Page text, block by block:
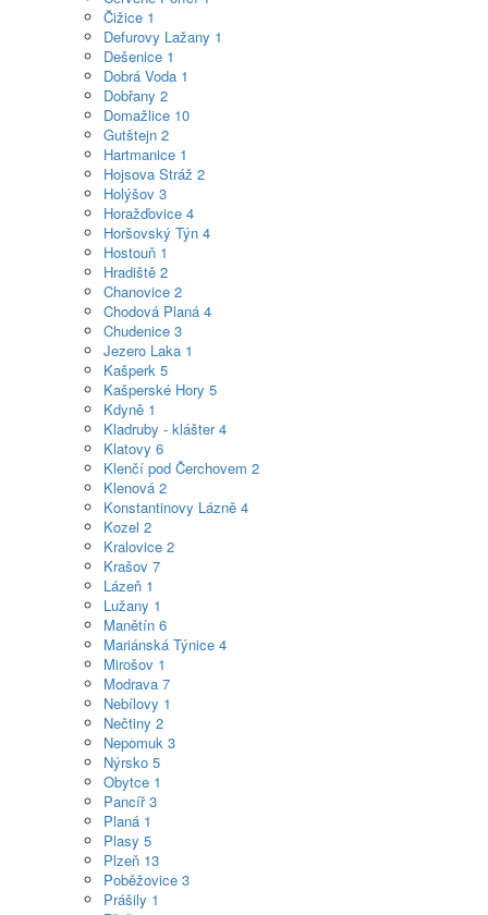
Čižice 1
Defurovy Lažany 1
Dešenice 1
Dobrá Voda 1
Dobřany 2
Domažlice 10
Gutštejn 2
Hartmanice 1
Hojsova Stráž 2
Holýšov 3
Horažďovice 4
Horšovský Týn 4
Hostouň 1
Hradiště 2
Chanovice 2
Chodová Planá 4
Chudenice 3
Jezero Laka 1
Kašperk 5
Kašperské Hory 5
Kdyně 1
Kladruby - klášter4
Klatovy 6
Klenčí pod Čerchovem 2
Klenová 2
Konstantinovy Lázně 4
Kozel 2
Kralovice 2
Krašov 7
Lázeň 1
Lužany 1
Manětín 6
Mariánská Týnice 4
Mirošov 1
Modrava 7
Nebílovy 1
Nečtiny 2
Nepomuk 3
Nýrsko 5
Obytce 1
Pancíř3
Planá 1
Plasy 5
Plzeň 13
Poběžovice 3
Prášily 1